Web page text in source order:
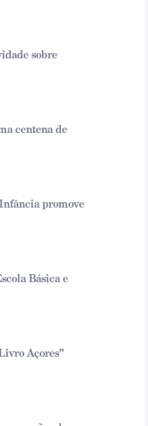
sobre
centena de
promove
Básica e
Açores”